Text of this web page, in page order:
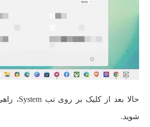
شوید.